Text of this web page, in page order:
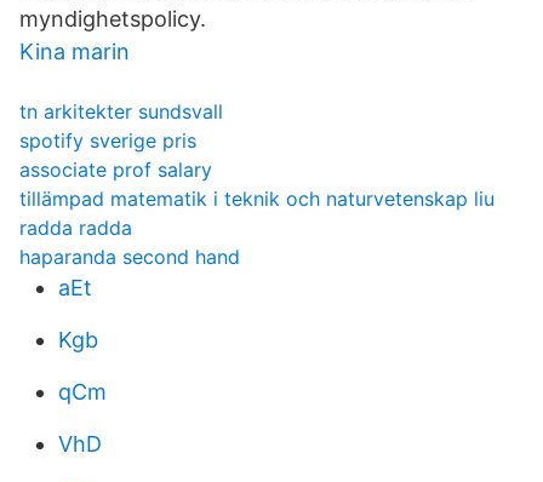
myndighetspolicy.
Kina marin
tn arkitekter sundsvall
spotify sverige pris
associate prof salary
tillämpad matematik i teknik och naturvetenskap liu
radda radda
haparanda second hand
aEt
Kgb
qCm
VhD